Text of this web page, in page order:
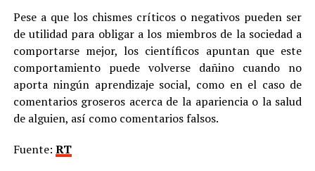
Pese a que los chismes críticos o negativos pueden ser
de utilidad para obligar a los miembros de la sociedad a
comportarse mejor, los científicos apuntan que este
comportamiento puede volverse dañino cuando no
aporta ningún aprendizaje social, como en el caso de
comentarios groseros acerca de la apariencia o la salud
de alguien, así como comentarios falsos.
Fuente: RT